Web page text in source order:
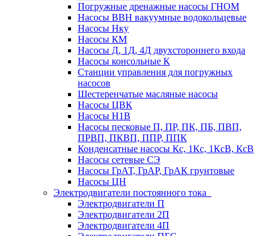
Погружные дренажные насосы ГНОМ
Насосы ВВН вакуумные водокольцевые
Насосы Нку
Насосы КМ
Насосы Д, 1Д, 4Д двухстороннего входа
Насосы консольные К
Станции управления для погружных
насосов
Шестеренчатые масляные насосы
Насосы ЦВК
Насосы Н1В
Насосы песковые П, ПР, ПК, ПБ, ПВП,
ПРВП, ПКВП, ППР, ППК
Конденсатные насосы Кс, 1Кс, 1КсВ, КсВ
Насосы сетевые СЭ
Насосы ГрАТ, ГрАР, ГрАК грунтовые
Насосы ЦН
Электродвигатели постоянного тока
Электродвигатели П
Электродвигатели 2П
Электродвигатели 4П